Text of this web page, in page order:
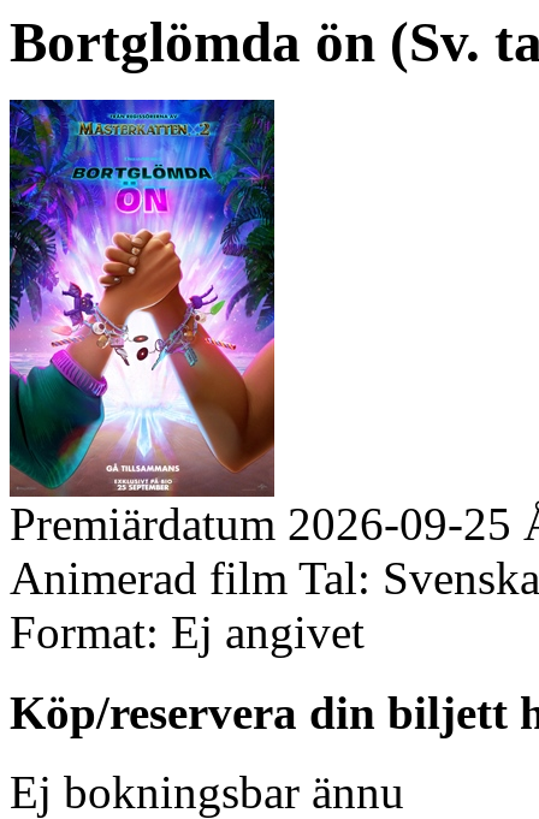
Bortglömda ön (Sv.
Premiärdatum 2026-09-25
Animerad film Tal:
Format: Ej angivet
Köp/reservera din biljett
Ej bokningsbar ännu